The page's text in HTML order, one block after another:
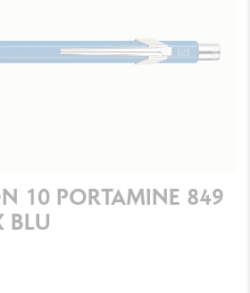
10 PORTAMINE 849
BLU